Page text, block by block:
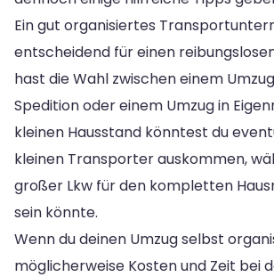
Ein gut organisiertes
entscheidend für einen
hast die Wahl zwischen einem
Spedition oder einem Umzug in
kleinen Hausstand könntest du
kleinen Transporter auskommen,
großer Lkw für den kompletten
sein könnte.
Wenn du deinen Umzug selbst
möglicherweise Kosten und Zeit bei